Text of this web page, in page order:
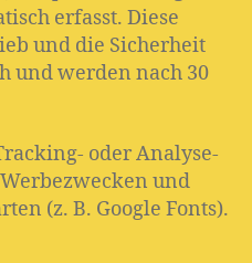
erfasst. Diese
und die Sicherheit
und werden nach 30
oder Analyse-
und
(z. B. Google Fonts).